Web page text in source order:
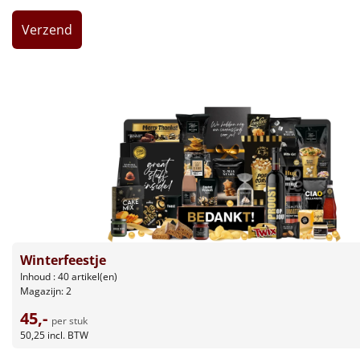
Leuke
Pizzarette
Tas
Wake up light
Winterfeestje
Inhoud : 40 artikel(en)
Magazijn: 2
45,- per stuk
50,25 incl. BTW